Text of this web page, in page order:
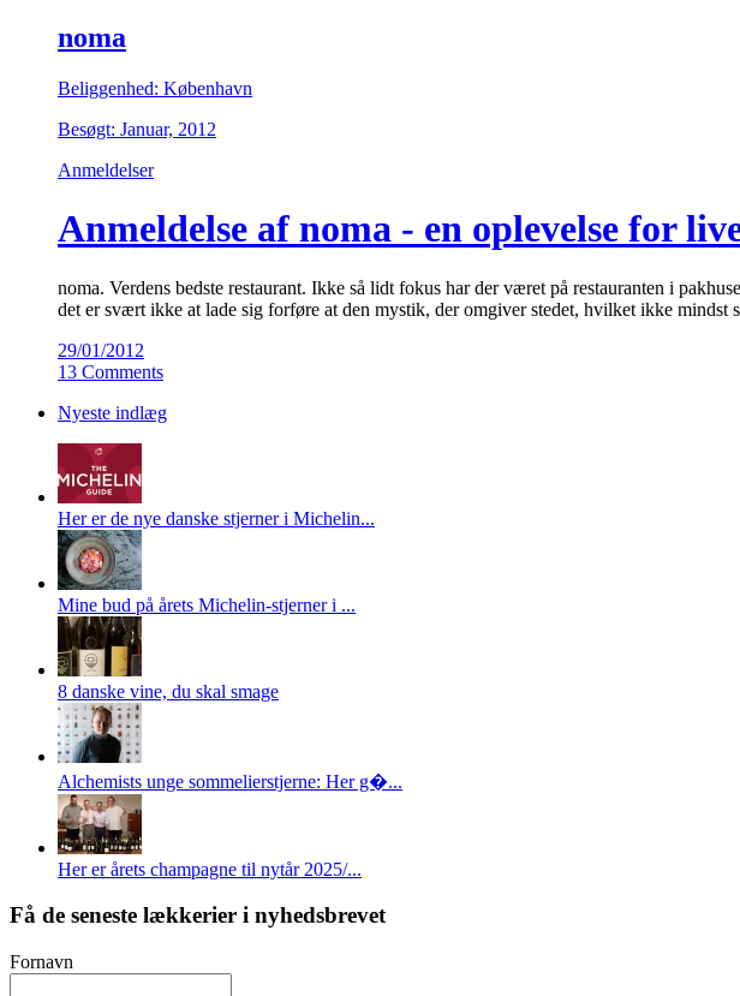
noma
Beliggenhed: København
Besøgt: Januar, 2012
Anmeldelser
Anmeldelse af noma - en oplevelse for
noma. Verdens bedste restaurant. Ikke så lidt fokus har der været på restauranten i
det er svært ikke at lade sig forføre at den mystik, der omgiver stedet, hvilket ikke mindst
29/01/2012
13 Comments
Nyeste indlæg
Her er de nye danske stjerner i Michelin...
Mine bud på årets Michelin-stjerner i ...
8 danske vine, du skal smage
Alchemists unge sommelierstjerne: Her g�...
Her er årets champagne til nytår 2025/...
Få de seneste lækkerier i nyhedsbrevet
Fornavn